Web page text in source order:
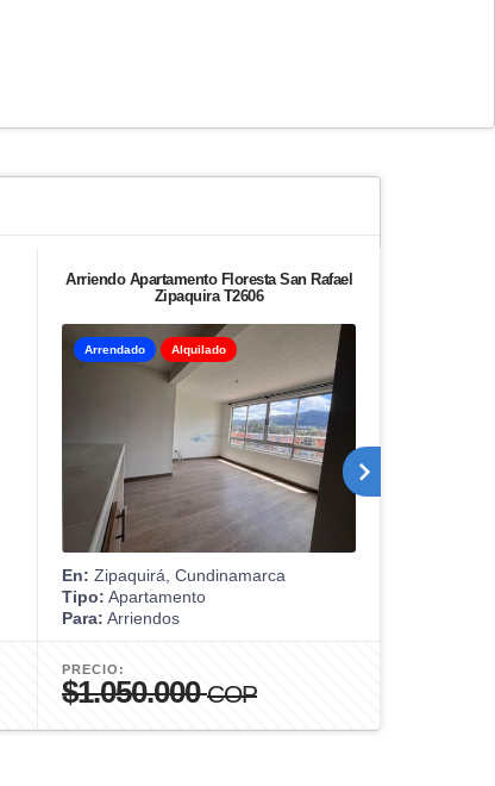
Arriendo Apartamento Floresta San Rafael
Zipaquira T2606
Arrendado Alquilado
En: Zipaquirá, Cundinamarca
Tipo: Apartamento
Para: Arriendos
PRECIO:
$1.050.000COP